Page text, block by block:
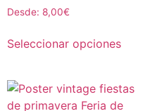
Desde: 8,00€
Seleccionar opciones